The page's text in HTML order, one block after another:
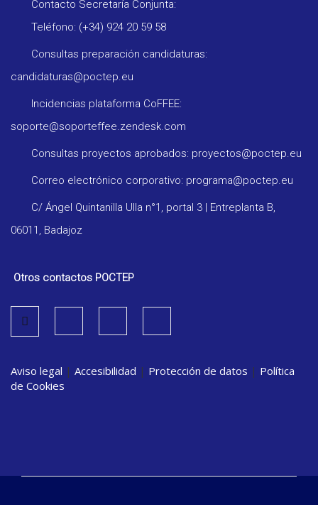
Contacto Secretaría Conjunta:
Teléfono: (+34) 924 20 59 58
Consultas preparación candidaturas:
candidaturas@poctep.eu
Incidencias plataforma CoFFEE:
soporte@soporteffee.zendesk.com
Consultas proyectos aprobados: proyectos@poctep.eu
Correo electrónico corporativo: programa@poctep.eu
C/ Ángel Quintanilla Ulla n°1, portal 3 | Entreplanta B,
06011, Badajoz
Otros contactos POCTEP
Aviso legal | Accesibilidad | Protección de datos | Política
de Cookies